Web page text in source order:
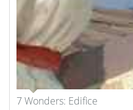
7 Wonders: Edifice